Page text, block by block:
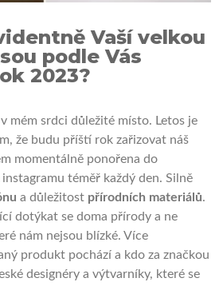
Vaší velkou
podle Vás
2023?
mém srdci důležité místo. Letos je
že budu příští rok zařizovat náš
momentálně ponořena do
téměř každý den. Silně
a důležitost přírodních materiálů.
dotýkat se doma přírody a ne
nám nejsou blízké. Více
produkt pochází a kdo za značkou
designéry a výtvarníky, které se